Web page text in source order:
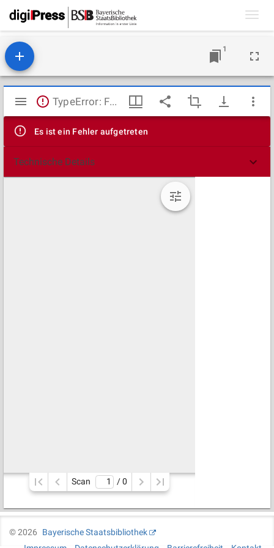
1
Mirador
Viewer
TypeError: Failed to fetch
Es ist ein Fehler aufgetreten
Technische Details
Scan / 0
©2026
Bayerische Staatsbibliothek